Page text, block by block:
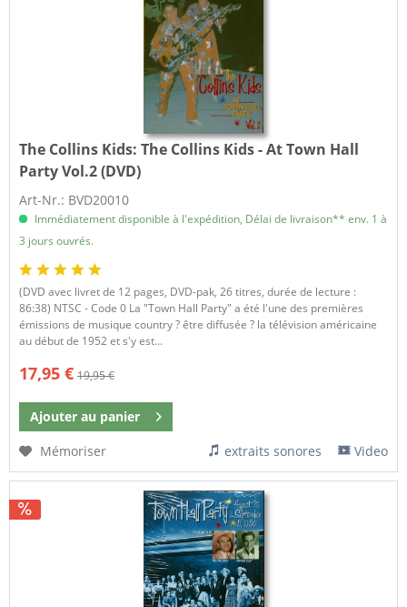
The Collins Kids: The Collins Kids - At Town Hall
Party Vol.2 (DVD)
Art-Nr.: BVD20010
Immédiatement disponible à l'expédition, Délai de livraison** env. 1 à
3 jours ouvrés.
(DVD avec livret de 12 pages, DVD-pak, 26 titres, durée de lecture :
86:38) NTSC - Code 0 La "Town Hall Party" a été l'une des premières
émissions de musique country ? être diffusée ? la télévision américaine
au début de 1952 et s'y est...
17,95 € 19,95 €
Ajouter au panier
Mémoriser
extraits sonores Video